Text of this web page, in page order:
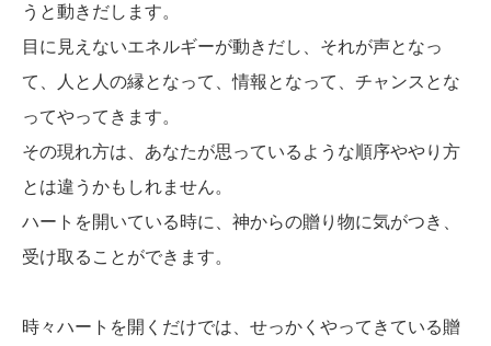
うと動きだします。
目に見えないエネルギーが動きだし、それが声となっ
て、人と人の縁となって、情報となって、チャンスとな
ってやってきます。
その現れ方は、あなたが思っているような順序ややり方
とは違うかもしれません。
ハートを開いている時に、神からの贈り物に気がつき、
受け取ることができます。
時々ハートを開くだけでは、せっかくやってきている贈